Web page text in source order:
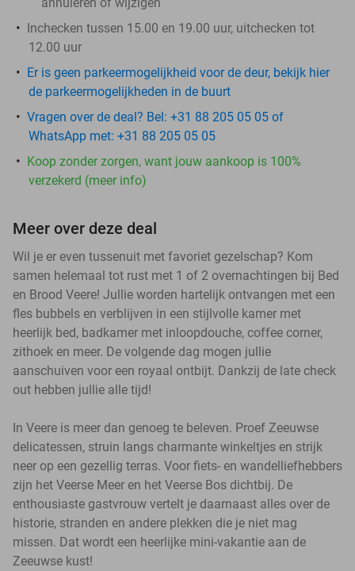
Inchecken tussen 15.00 en 19.00 uur, uitchecken tot
12.00 uur
Er is geen parkeermogelijkheid voor de deur, bekijk hier
de parkeermogelijkheden in de buurt
Vragen over de deal? Bel: +31 88 205 05 05 of
WhatsApp met: +31 88 205 05 05
Koop zonder zorgen, want jouw aankoop is 100%
verzekerd (meer info)
Meer over deze deal
Wil je er even tussenuit met favoriet gezelschap? Kom
samen helemaal tot rust met 1 of 2 overnachtingen bij Bed
en Brood Veere! Jullie worden hartelijk ontvangen met een
fles bubbels en verblijven in een stijlvolle kamer met
heerlijk bed, badkamer met inloopdouche, coffee corner,
zithoek en meer. De volgende dag mogen jullie
aanschuiven voor een royaal ontbijt. Dankzij de late check
out hebben jullie alle tijd!
In Veere is meer dan genoeg te beleven. Proef Zeeuwse
delicatessen, struin langs charmante winkeltjes en strijk
neer op een gezellig terras. Voor fiets- en wandelliefhebbers
zijn het Veerse Meer en het Veerse Bos dichtbij. De
enthousiaste gastvrouw vertelt je daarnaast alles over de
historie, stranden en andere plekken die je niet mag
missen. Dat wordt een heerlijke mini-vakantie aan de
Zeeuwse kust!